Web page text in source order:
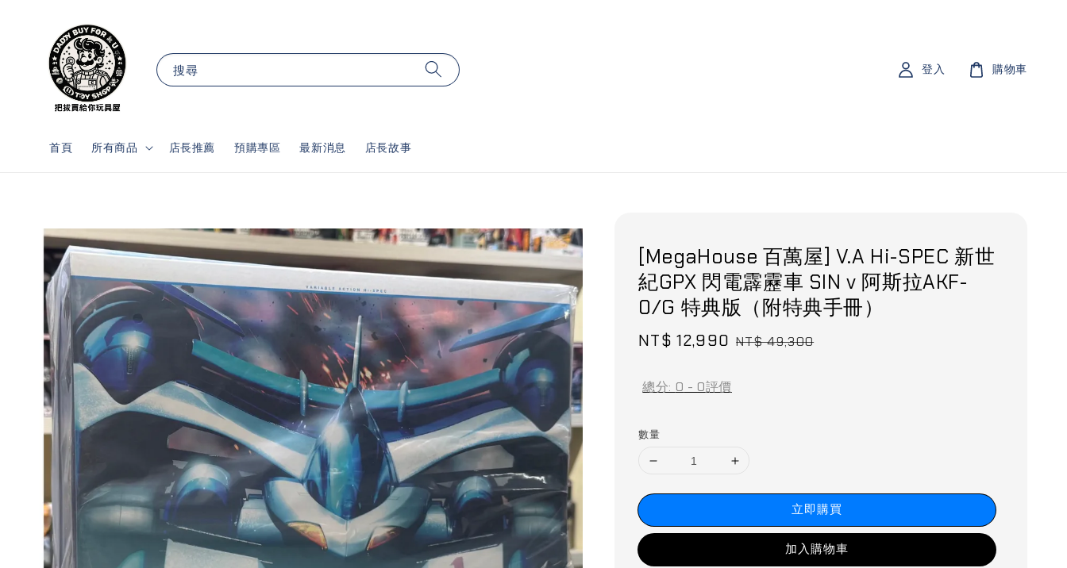
搜尋
首頁 所有商品 店長推薦 預購專區 最新消息 店長故事
登入 購物車
[MegaHouse 百萬屋] V.A Hi-SPEC 新世
紀GPX 閃電霹靂車 SIN v 阿斯拉AKF-
0/G 特典版（附特典手冊）
Sale
NT$ 12,990 Regular
NT$ 49,300
總分: 0 - 0評價
數量
立即購買
加入購物車